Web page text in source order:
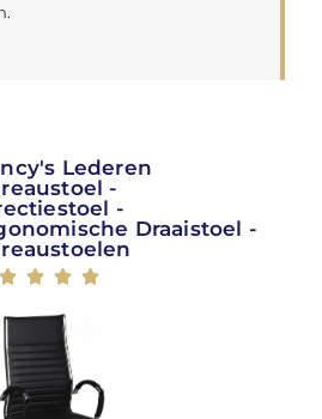
Lederen
-
-
Draaistoel -
   